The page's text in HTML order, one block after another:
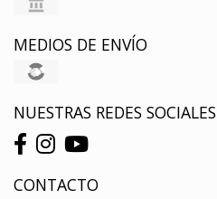
MEDIOS DE ENVÍO
NUESTRAS REDES SOCIALES
CONTACTO